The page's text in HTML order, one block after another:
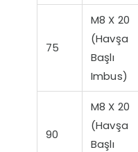
75
M8 X 20
(Havşa
Başlı
Imbus)
90
M8 X 20
(Havşa
Başlı